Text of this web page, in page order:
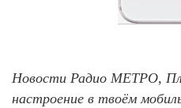
Новости Радио МЕТРО,
настроение в твоём